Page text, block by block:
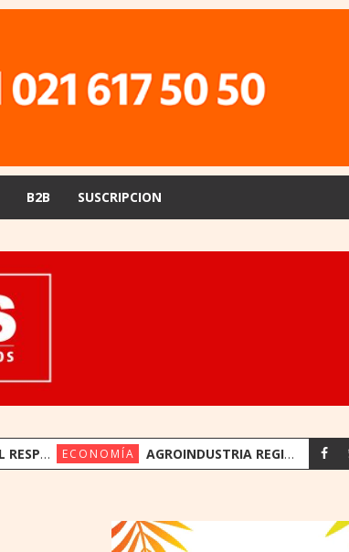
B2B SUSCRIPCION
INSTITUCIONALIDAD ECONOMÍA AGROINDUSTRIA REGISTRA SU MEJOR PRIMER SEMESTRE DESDE 2018